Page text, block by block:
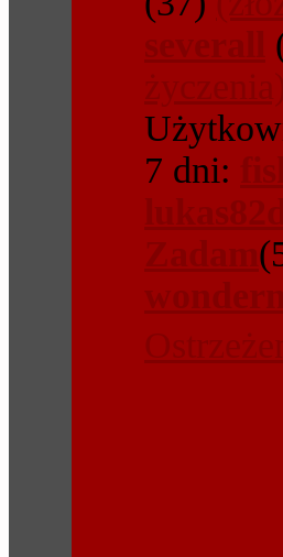
severall
życzenia)
7 dni:
Zadam